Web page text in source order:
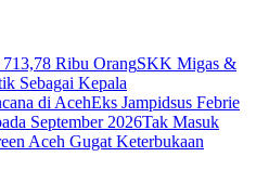
Ribu OrangSKK Migas &
Sebagai Kepala
di AcehEks Jampidsus Febrie
September 2026Tak Masuk
Aceh Gugat Keterbukaan